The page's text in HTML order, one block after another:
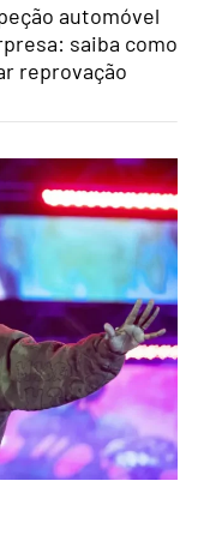
automóvel
saiba como
reprovação